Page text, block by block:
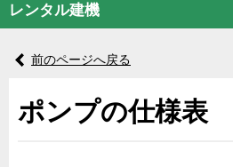
レンタル建機
前のページへ戻る
ポンプの仕様表